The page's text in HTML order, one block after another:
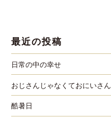
最近の投稿
日常の中の幸せ
おじさんじゃなくておにいさん
酷暑日